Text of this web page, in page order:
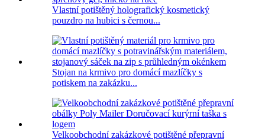
Vlastní potištěný holografický kosmetický
pouzdro na hubici s černou...
Stojan na krmivo pro domácí mazlíčky s
potiskem na zakázku...
Velkoobchodní zakázkové potištěné přepravní